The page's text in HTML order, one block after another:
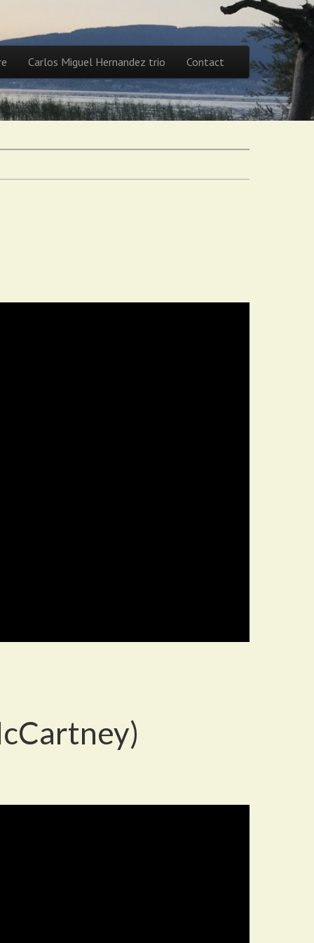
Carlos Miguel Hernandez trio Contact